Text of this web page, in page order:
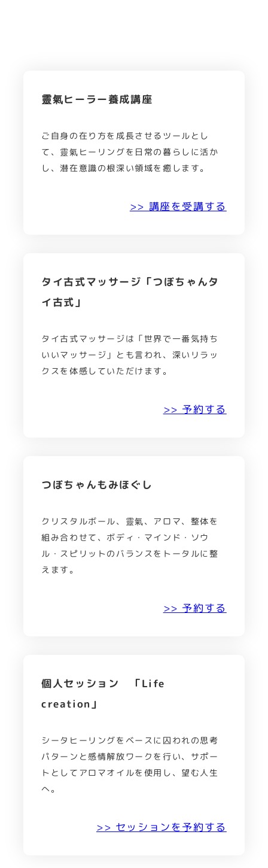
靈氣ヒーラー養成講座
ご自身の在り方を成長させるツールとし
て、靈氣ヒーリングを日常の暮らしに活か
し、潜在意識の根深い領域を癒します。
>> 講座を受講する
タイ古式マッサージ「つぼちゃんタ
イ古式」
タイ古式マッサージは「世界で一番気持ち
いいマッサージ」とも言われ、深いリラッ
クスを体感していただけます。
>> 予約する
つぼちゃんもみほぐし
クリスタルボール、靈氣、アロマ、整体を
組み合わせて、ボディ・マインド・ソウ
ル・スピリットのバランスをトータルに整
えます。
>> 予約する
個人セッション 「Life
creation」
シータヒーリングをベースに囚われの思考
パターンと感情解放ワークを行い、サポー
トとしてアロマオイルを使用し、望む人生
へ。
>> セッションを予約する